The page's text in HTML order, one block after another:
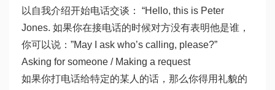
以自我介绍开始电话交谈： “Hello, this is Peter
Jones. 如果你在接电话的时候对方没有表明他是谁，
你可以说：”May I ask who’s calling, please?”
Asking for someone / Making a request
如果你打电话给特定的某人的话，那么你得用礼貌的